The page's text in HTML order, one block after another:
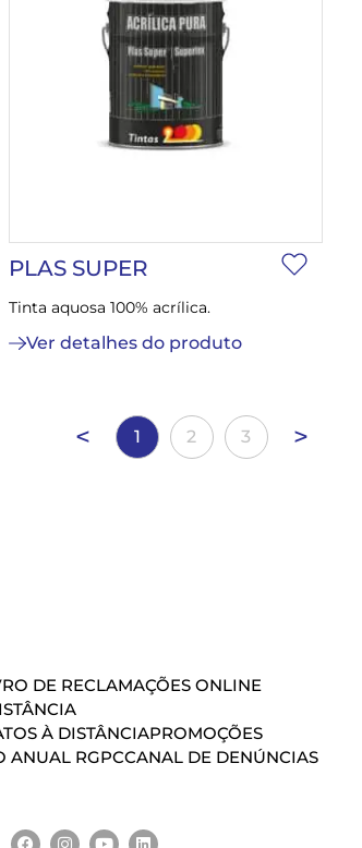
PLAS SUPER
Tinta aquosa 100% acrílica.
Ver detalhes do produto
< 1 2 3 >
DE RECLAMAÇÕES ONLINE
À DISTÂNCIAPROMOÇÕES
ANUAL RGPCCANAL DE DENÚNCIAS